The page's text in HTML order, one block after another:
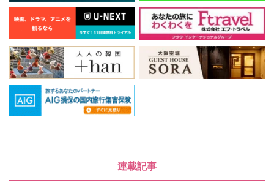
連載記事